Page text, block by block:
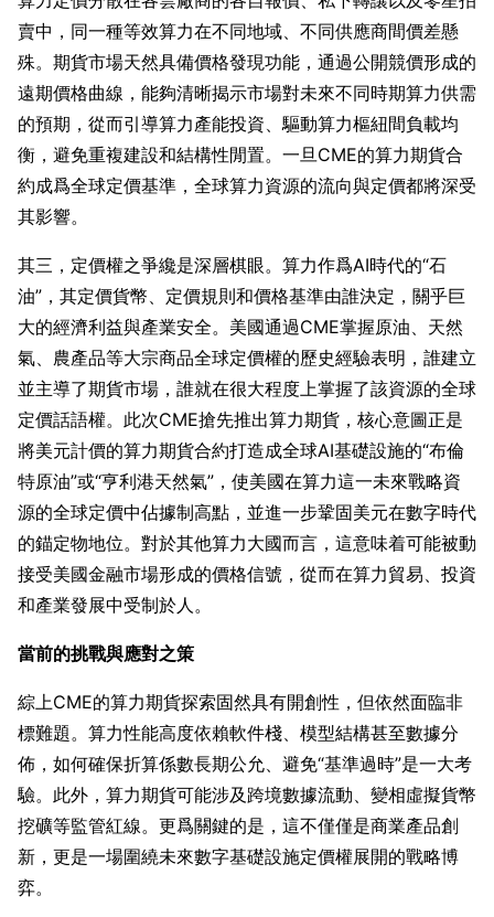
賣中，同一種等效算力在不同地域、不同供應商間價差懸
殊。期貨市場天然具備價格發現功能，通過公開競價形成的
遠期價格曲線，能夠清晰揭示市場對未來不同時期算力供需
的預期，從而引導算力產能投資、驅動算力樞紐間負載均
衡，避免重複建設和結構性閒置。一旦CME的算力期貨合
約成爲全球定價基準，全球算力資源的流向與定價都將深受
其影響。
其三，定價權之爭纔是深層棋眼。算力作爲AI時代的“石
油”，其定價貨幣、定價規則和價格基準由誰決定，關乎巨
大的經濟利益與產業安全。美國通過CME掌握原油、天然
氣、農產品等大宗商品全球定價權的歷史經驗表明，誰建立
並主導了期貨市場，誰就在很大程度上掌握了該資源的全球
定價話語權。此次CME搶先推出算力期貨，核心意圖正是
將美元計價的算力期貨合約打造成全球AI基礎設施的“布倫
特原油”或“亨利港天然氣”，使美國在算力這一未來戰略資
源的全球定價中佔據制高點，並進一步鞏固美元在數字時代
的錨定物地位。對於其他算力大國而言，這意味着可能被動
接受美國金融市場形成的價格信號，從而在算力貿易、投資
和產業發展中受制於人。
當前的挑戰與應對之策
綜上CME的算力期貨探索固然具有開創性，但依然面臨非
標難題。算力性能高度依賴軟件棧、模型結構甚至數據分
佈，如何確保折算係數長期公允、避免“基準過時”是一大考
驗。此外，算力期貨可能涉及跨境數據流動、變相虛擬貨幣
挖礦等監管紅線。更爲關鍵的是，這不僅僅是商業產品創
新，更是一場圍繞未來數字基礎設施定價權展開的戰略博
弈。